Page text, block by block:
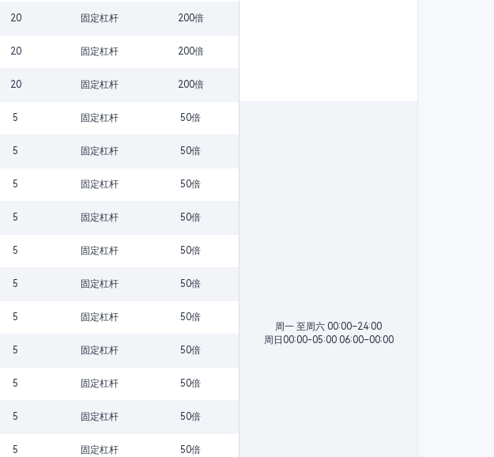
20 固定杠杆 200倍
20 固定杠杆 200倍
20 固定杠杆 200倍
5 固定杠杆 50倍
周一 至周六 00:00–24:00
周日00:00-05:00 06:00–00:00
5 固定杠杆 50倍
5 固定杠杆 50倍
5 固定杠杆 50倍
5 固定杠杆 50倍
5 固定杠杆 50倍
5 固定杠杆 50倍
5 固定杠杆 50倍
5 固定杠杆 50倍
5 固定杠杆 50倍
5 固定杠杆 50倍